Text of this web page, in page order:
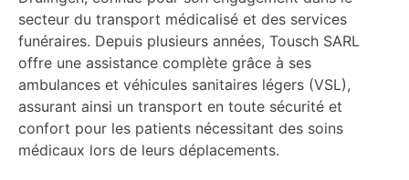
secteur du transport médicalisé et des services
funéraires. Depuis plusieurs années, Tousch SARL
offre une assistance complète grâce à ses
ambulances et véhicules sanitaires légers (VSL),
assurant ainsi un transport en toute sécurité et
confort pour les patients nécessitant des soins
médicaux lors de leurs déplacements.